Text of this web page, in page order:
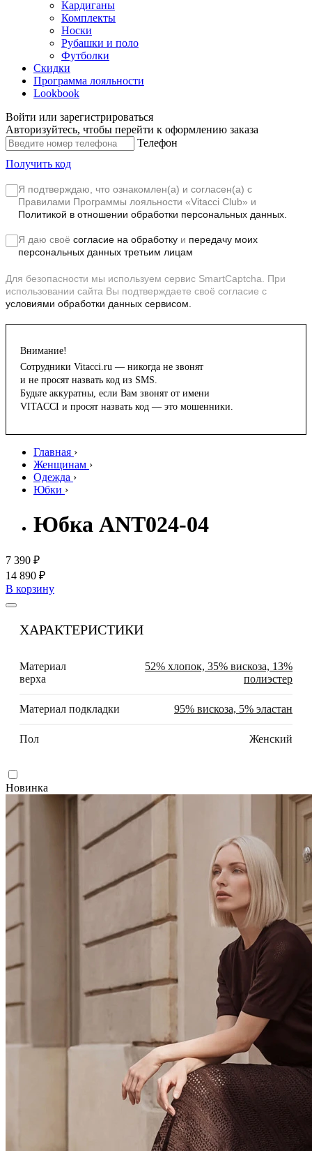
Кардиганы
Комплекты
Носки
Рубашки и поло
Футболки
Скидки
Программа лояльности
Lookbook
Войти или зарегистрироваться
Авторизуйтесь, чтобы перейти к оформлению заказа
Телефон
Получить код
Я подтверждаю, что ознакомлен(а) и согласен(а) с
Правилами Программы лояльности «Vitacci Club» и
Политикой в отношении обработки персональных данных.
Я даю своё согласие на обработку и передачу моих
персональных данных третьим лицам
Для безопасности мы используем сервис SmartCaptcha. При
использовании сайта Вы подтверждаете своё согласие с
условиями обработки данных сервисом.
Внимание!
Сотрудники Vitacci.ru — никогда не звонят
и не просят назвать код из SMS.
Будьте аккуратны, если Вам звонят от имени
VITACCI и просят назвать код — это мошенники.
Главная ›
Женщинам ›
Одежда ›
Юбки ›
Юбка ANT024-04
7 390 ₽
14 890 ₽
В корзину
ХАРАКТЕРИСТИКИ
Материал
верха
52% хлопок, 35% вискоза, 13%
полиэстер
Материал подкладки 95% вискоза, 5% эластан
Пол Женский
Новинка